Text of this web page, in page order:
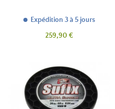
Expédition 3 à 5 jours
Prix
259,90 €